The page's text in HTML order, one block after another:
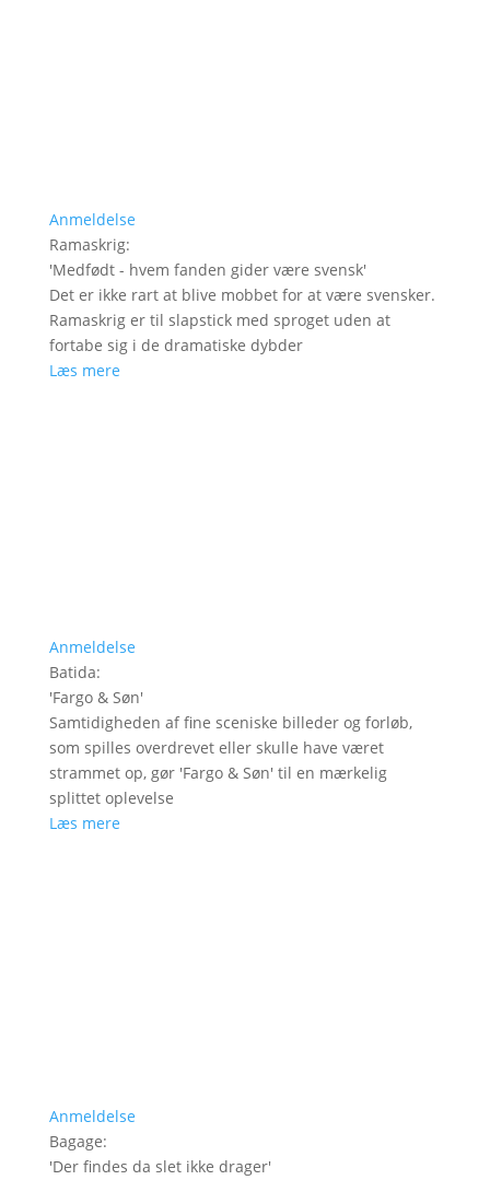
Anmeldelse
Ramaskrig:
'Medfødt - hvem fanden gider være svensk'
Det er ikke rart at blive mobbet for at være svensker.
Ramaskrig er til slapstick med sproget uden at
fortabe sig i de dramatiske dybder
Læs mere
Anmeldelse
Batida:
'Fargo & Søn'
Samtidigheden af fine sceniske billeder og forløb,
som spilles overdrevet eller skulle have været
strammet op, gør 'Fargo & Søn' til en mærkelig
splittet oplevelse
Læs mere
Anmeldelse
Bagage:
'Der findes da slet ikke drager'